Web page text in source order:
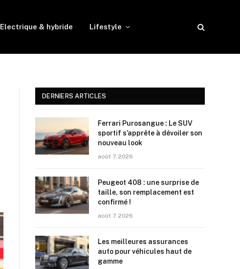
Electrique & hybride Lifestyle
DERNIERS ARTICLES
Ferrari Purosangue : Le SUV
sportif s’apprête à dévoiler son
nouveau look
août 7, 2026
Peugeot 408 : une surprise de
taille, son remplacement est
confirmé !
août 7, 2026
Les meilleures assurances
auto pour véhicules haut de
gamme